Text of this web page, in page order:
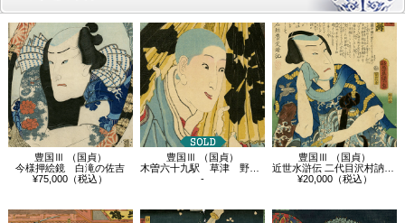
関連商品
豊国Ⅲ （国貞）
今様押絵鏡 白滝の佐吉
¥75,000（税込）
豊国Ⅲ （国貞）
木曽六十九駅 草津 野路玉川 清玄尼
-
豊国Ⅲ （国貞）
近世水滸伝 二代目沢村訥升 井岡の捨五郎
¥20,000（税込）